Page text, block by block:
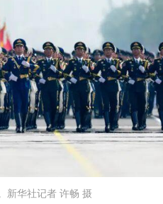
新华社记者 许畅 摄